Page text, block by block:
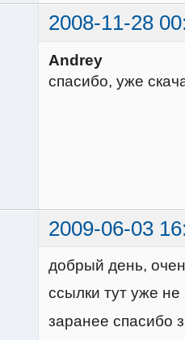
2008-11-28
Andrey
спасибо, уже
2009-06-03
добрый день,
ссылки тут уже
заранее спасибо